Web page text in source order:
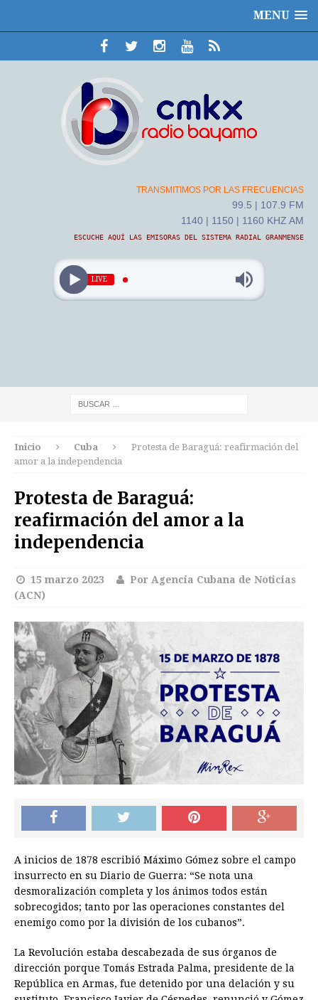
MENU
TRANSMITIMOS POR LAS FRECUENCIAS
99.5 | 107.9 FM
1140 | 1150 | 1160 KHZ AM
ESCUCHE AQUÍ LAS EMISORAS DEL SISTEMA RADIAL GRANMENSE
LIVE
Inicio Cuba
Protesta de Baraguá: reafirmación del
amor a la independencia
Protesta de Baraguá:
reafirmación del amor a la
independencia
15 marzo 2023
Por Agencia Cubana de Noticias
(ACN)
A inicios de 1878 escribió Máximo Gómez sobre el campo
insurrecto en su Diario de Guerra: “Se nota una
desmoralización completa y los ánimos todos están
sobrecogidos; tanto por las operaciones constantes del
enemigo como por la división de los cubanos”.
La Revolución estaba descabezada de sus órganos de
dirección porque Tomás Estrada Palma, presidente de la
República en Armas, fue detenido por una delación y su